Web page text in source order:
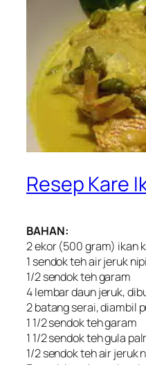
Resep Kare
BAHAN:
2 ekor (500 gram) ikan
1 sendok teh air jeruk
1/2 sendok teh garam
4 lembar daun jeruk,
2 batang serai, diambil
1 1/2 sendok teh garam
1 1/2 sendok teh gula
1/2 sendok teh air jeruk